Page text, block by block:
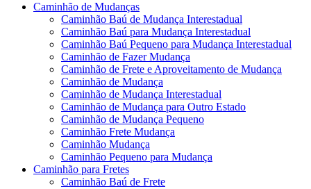
Caminhão de Mudanças
Caminhão Baú de Mudança Interestadual
Caminhão Baú para Mudança Interestadual
Caminhão Baú Pequeno para Mudança Interestadual
Caminhão de Fazer Mudança
Caminhão de Frete e Aproveitamento de Mudança
Caminhão de Mudança
Caminhão de Mudança Interestadual
Caminhão de Mudança para Outro Estado
Caminhão de Mudança Pequeno
Caminhão Frete Mudança
Caminhão Mudança
Caminhão Pequeno para Mudança
Caminhão para Fretes
Caminhão Baú de Frete